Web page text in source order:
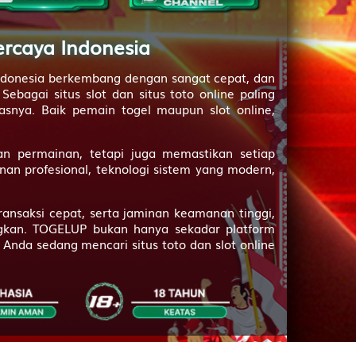
2D
97 (00-42-11-
2D
80)
3D
000
3D
002
3D
005
3D
490
099
3D
412
3D 508
Indonesia
berkembang dengan sangat cepat, dan
situs slot dan situs toto online paling
Baik pemain togel maupun slot online,
permainan, tetapi juga memastikan setiap
profesional, teknologi sistem yang modern,
cepat, serta jaminan keamanan tinggi,
TOGELUP bukan hanya sekadar platform
sedang mencari situs toto dan slot online